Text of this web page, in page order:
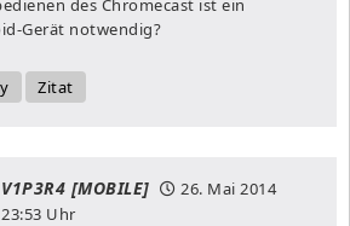
des Chromecast ist ein
Gerät notwendig?
Zitat
V1P3R4 [MOBILE]
26. Mai 2014
23:53 Uhr